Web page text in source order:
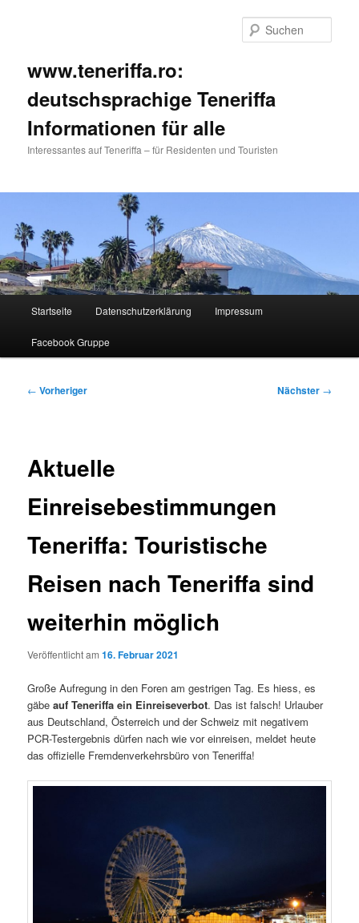
www.teneriffa.ro:
deutschsprachige Teneriffa
Informationen für alle
Interessantes auf Teneriffa – für Residenten und Touristen
Zum
primären
Startseite Datenschutzerklärung Impressum
Facebook Gruppe
Beitragsnavigation
← Vorheriger Nächster →
Aktuelle
Einreisebestimmungen
Teneriffa: Touristische
Reisen nach Teneriffa sind
weiterhin möglich
Veröffentlicht am16. Februar 2021
Große Aufregung in den Foren am gestrigen Tag. Es hiess, es
gäbeauf Teneriffa ein Einreiseverbot. Das ist falsch! Urlauber
aus Deutschland, Österreich und der Schweiz mit negativem
PCR-Testergebnis dürfen nach wie vor einreisen, meldet heute
das offizielle Fremdenverkehrsbüro von Teneriffa!